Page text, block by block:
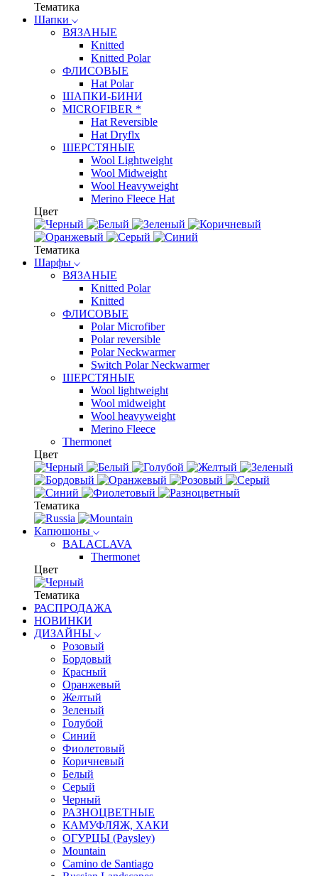
Тематика
Шапки
ВЯЗАНЫЕ
Knitted
Knitted Polar
ФЛИСОВЫЕ
Hat Polar
ШАПКИ-БИНИ
MICROFIBER *
Hat Reversible
Hat Dryflx
ШЕРСТЯНЫЕ
Wool Lightweight
Wool Midweight
Wool Heavyweight
Merino Fleece Hat
Цвет
Тематика
Шарфы
ВЯЗАНЫЕ
Knitted Polar
Knitted
ФЛИСОВЫЕ
Polar Microfiber
Polar reversible
Polar Neckwarmer
Switch Polar Neckwarmer
ШЕРСТЯНЫЕ
Wool lightweight
Wool midweight
Wool heavyweight
Merino Fleece
Thermonet
Цвет
Тематика
Капюшоны
BALACLAVA
Thermonet
Цвет
Тематика
РАСПРОДАЖА
НОВИНКИ
ДИЗАЙНЫ
Розовый
Бордовый
Красный
Оранжевый
Желтый
Зеленый
Голубой
Синий
Фиолетовый
Коричневый
Белый
Серый
Черный
РАЗНОЦВЕТНЫЕ
КАМУФЛЯЖ, ХАКИ
ОГУРЦЫ (Paysley)
Mountain
Camino de Santiago